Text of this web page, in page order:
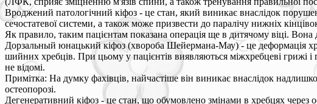
Вроджений патологічний кіфоз - це стан, який виникає внаслідок
сечостатевої системи, а також може призвести до паралічу нижніх
Як правило, таким пацієнтам показана операція ще в дитячому віці.
Дорзальный юнацький кіфоз (хвороба Шейермана-Мау) - це деформація
шийних хребців. При цьому у пацієнтів виявляються міжхребцеві грижі і
не відомі.
Примітка: На думку фахівців, найчастіше він виникає внаслідок
остеопорозі.
Дегенеративний кіфоз - це стан, що обумовлено змінами в хребцях через